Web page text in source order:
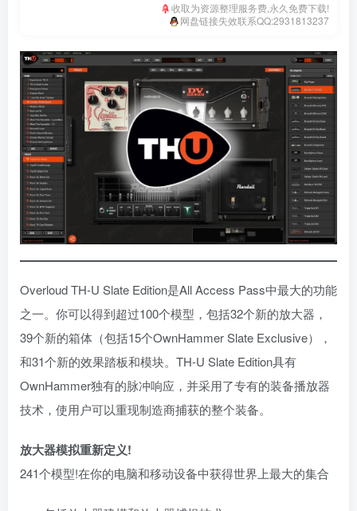
收取为资源整理服务费,永久免费下载!
网盘链接失效联系QQ:2931813237
Overloud TH-U Slate Edition是All Access Pass中最大的功能
之一。你可以得到超过100个模型，包括32个新的放大器，
39个新的箱体（包括15个OwnHammer Slate Exclusive），
和31个新的效果踏板和模块。TH-U Slate Edition具有
OwnHammer独有的脉冲响应，并采用了专有的装备播放器
技术，使用户可以重现制造商捕获的整个装备。
放大器模拟重新定义!
241个模型!在你的电脑和移动设备中获得世界上最大的集合